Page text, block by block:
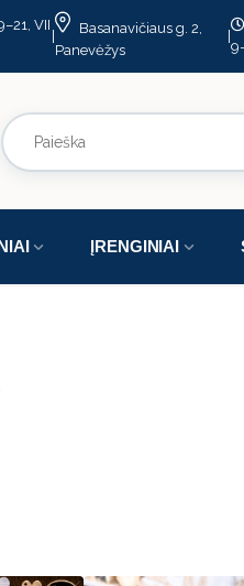
VII
Basanavičiaus g. 2,
Panevėžys
ĮRENGINIAI